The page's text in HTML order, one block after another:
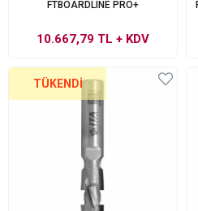
FTBOARDLINE PRO+
10.667,79 TL + KDV
TÜKENDI